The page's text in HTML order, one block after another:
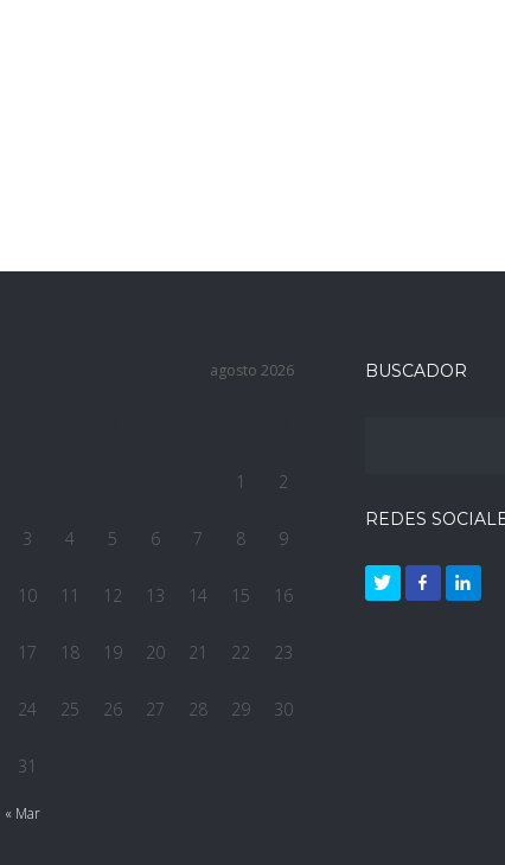
agosto 2026
1 2
3 4 5 6 7 8 9
10 11 12 13 14 15 16
17 18 19 20 21 22 23
24 25 26 27 28 29 30
31
« Mar
BUSCADOR
REDES